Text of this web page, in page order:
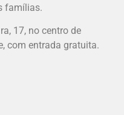
famílias.
17, no centro de
com entrada gratuita.